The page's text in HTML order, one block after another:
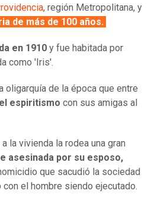
, región Metropolitana, y
de más de 100 años.
en 1910 y fue habitada por
como 'Iris'.
oligarquía de la época que entre
espiritismo con sus amigas al
la vivienda la rodea una gran
asesinada por su esposo,
que sacudió la sociedad
el hombre siendo ejecutado.